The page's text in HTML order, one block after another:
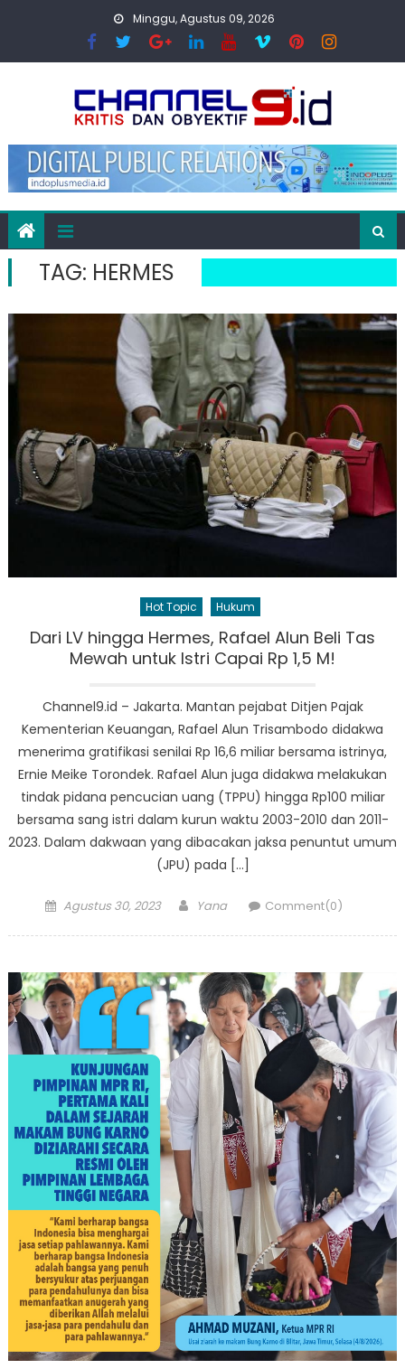
Minggu, Agustus 09, 2026
TAG: HERMES
Hot Topic Hukum
Dari LV hingga Hermes, Rafael Alun Beli Tas
Mewah untuk Istri Capai Rp 1,5 M!
Channel9.id – Jakarta. Mantan pejabat Ditjen Pajak
Kementerian Keuangan, Rafael Alun Trisambodo didakwa
menerima gratifikasi senilai Rp 16,6 miliar bersama istrinya,
Ernie Meike Torondek. Rafael Alun juga didakwa melakukan
tindak pidana pencucian uang (TPPU) hingga Rp100 miliar
bersama sang istri dalam kurun waktu 2003-2010 dan 2011-
2023. Dalam dakwaan yang dibacakan jaksa penuntut umum
(JPU) pada […]
Posted
Agustus 30, 2023 Author
Yana Comment(0)